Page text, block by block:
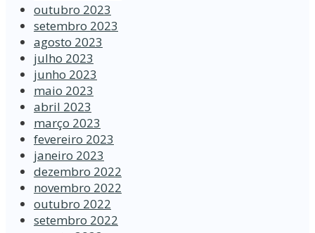
outubro 2023
setembro 2023
agosto 2023
julho 2023
junho 2023
maio 2023
abril 2023
março 2023
fevereiro 2023
janeiro 2023
dezembro 2022
novembro 2022
outubro 2022
setembro 2022